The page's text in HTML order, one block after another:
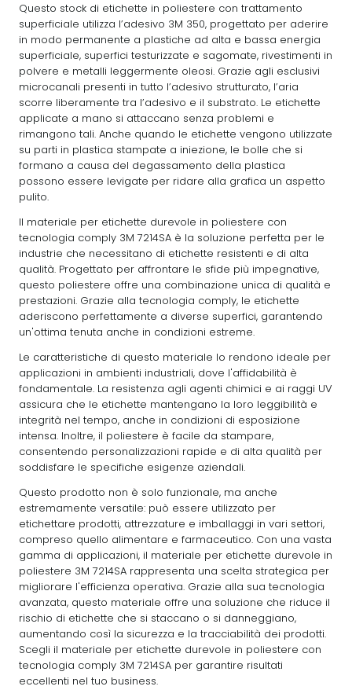
Questo stock di etichette in poliestere con trattamento
superficiale utilizza l’adesivo 3M 350, progettato per aderire
in modo permanente a plastiche ad alta e bassa energia
superficiale, superfici testurizzate e sagomate, rivestimenti in
polvere e metalli leggermente oleosi. Grazie agli esclusivi
microcanali presenti in tutto l’adesivo strutturato, l’aria
scorre liberamente tra l’adesivo e il substrato. Le etichette
applicate a mano si attaccano senza problemi e
rimangono tali. Anche quando le etichette vengono utilizzate
su parti in plastica stampate a iniezione, le bolle che si
formano a causa del degassamento della plastica
possono essere levigate per ridare alla grafica un aspetto
pulito.
Il materiale per etichette durevole in poliestere con
tecnologia comply 3M 7214SA è la soluzione perfetta per le
industrie che necessitano di etichette resistenti e di alta
qualità. Progettato per affrontare le sfide più impegnative,
questo poliestere offre una combinazione unica di qualità e
prestazioni. Grazie alla tecnologia comply, le etichette
aderiscono perfettamente a diverse superfici, garantendo
un'ottima tenuta anche in condizioni estreme.
Le caratteristiche di questo materiale lo rendono ideale per
applicazioni in ambienti industriali, dove l'affidabilità è
fondamentale. La resistenza agli agenti chimici e ai raggi UV
assicura che le etichette mantengano la loro leggibilità e
integrità nel tempo, anche in condizioni di esposizione
intensa. Inoltre, il poliestere è facile da stampare,
consentendo personalizzazioni rapide e di alta qualità per
soddisfare le specifiche esigenze aziendali.
Questo prodotto non è solo funzionale, ma anche
estremamente versatile: può essere utilizzato per
etichettare prodotti, attrezzature e imballaggi in vari settori,
compreso quello alimentare e farmaceutico. Con una vasta
gamma di applicazioni, il materiale per etichette durevole in
poliestere 3M 7214SA rappresenta una scelta strategica per
migliorare l'efficienza operativa. Grazie alla sua tecnologia
avanzata, questo materiale offre una soluzione che riduce il
rischio di etichette che si staccano o si danneggiano,
aumentando così la sicurezza e la tracciabilità dei prodotti.
Scegli il materiale per etichette durevole in poliestere con
tecnologia comply 3M 7214SA per garantire risultati
eccellenti nel tuo business.